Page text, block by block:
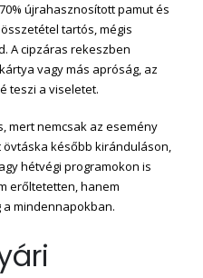
újrahasznosított pamut és
tartós, mégis
A cipzáras rekeszben
vagy más apróság, az
teszi a viseletet.
mert nemcsak az esemény
övtáska később kiránduláson,
hétvégi programokon is
erőltetetten, hanem
mindennapokban.